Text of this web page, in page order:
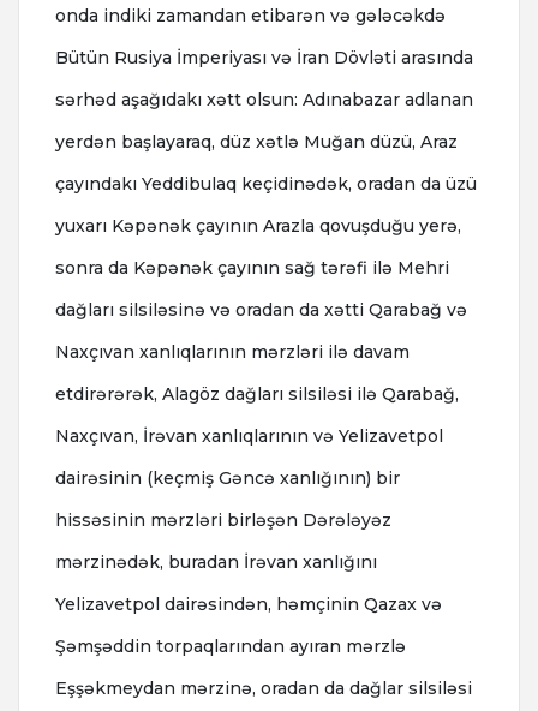
onda indiki zamandan etibarən və gələcəkdə
Bütün Rusiya İmperiyası və İran Dövləti arasında
sərhəd aşağıdakı xətt olsun: Adınabazar adlanan
yerdən başlayaraq, düz xətlə Muğan düzü, Araz
çayındakı Yeddibulaq keçidinədək, oradan da üzü
yuxarı Kəpənək çayının Arazla qovuşduğu yerə,
sonra da Kəpənək çayının sağ tərəfi ilə Mehri
dağları silsiləsinə və oradan da xətti Qarabağ və
Naxçıvan xanlıqlarının mərzləri ilə davam
etdirərərək, Alagöz dağları silsiləsi ilə Qarabağ,
Naxçıvan, İrəvan xanlıqlarının və Yelizavetpol
dairəsinin (keçmiş Gəncə xanlığının) bir
hissəsinin mərzləri birləşən Dərələyəz
mərzinədək, buradan İrəvan xanlığını
Yelizavetpol dairəsindən, həmçinin Qazax və
Şəmşəddin torpaqlarından ayıran mərzlə
Eşşəkmeydan mərzinə, oradan da dağlar silsiləsi